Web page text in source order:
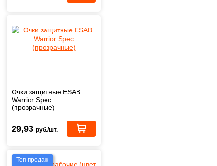
Очки защитные ESAB
Warrior Spec
(прозрачные)
29,93 руб./шт.
Топ продаж